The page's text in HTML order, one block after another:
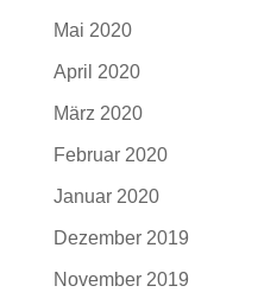
Mai 2020
April 2020
März 2020
Februar 2020
Januar 2020
Dezember 2019
November 2019